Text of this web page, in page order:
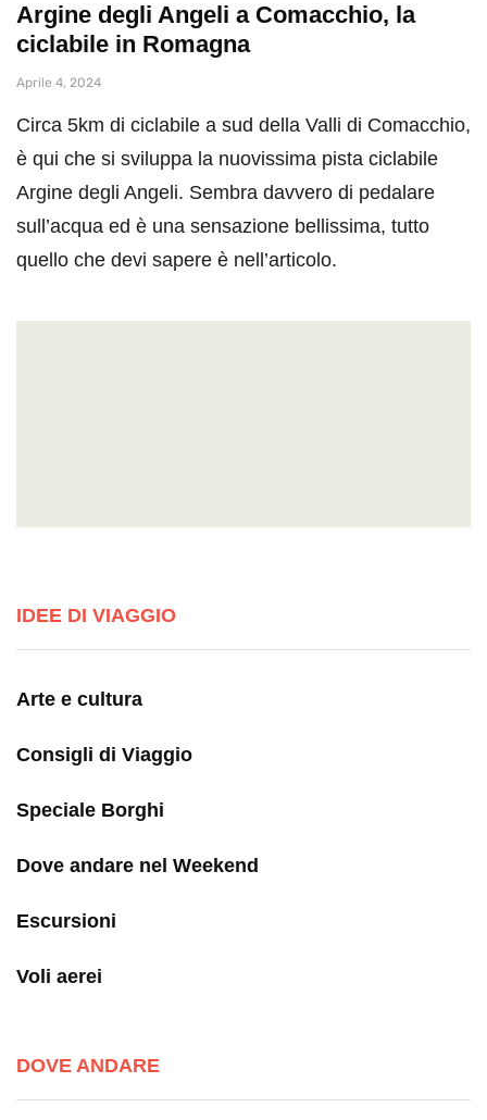
Argine degli Angeli a Comacchio, la
ciclabile in Romagna
Aprile 4, 2024
Circa 5km di ciclabile a sud della Valli di Comacchio,
è qui che si sviluppa la nuovissima pista ciclabile
Argine degli Angeli. Sembra davvero di pedalare
sull’acqua ed è una sensazione bellissima, tutto
quello che devi sapere è nell’articolo.
IDEE DI VIAGGIO
Arte e cultura
Consigli di Viaggio
Speciale Borghi
Dove andare nel Weekend
Escursioni
Voli aerei
DOVE ANDARE